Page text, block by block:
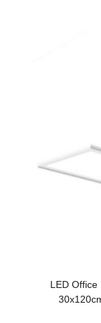
LED Office